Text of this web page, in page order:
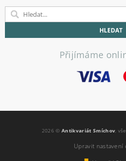
Přijímáme
2026 ©Antikvariát Smíchov ,
Upravit nastavení